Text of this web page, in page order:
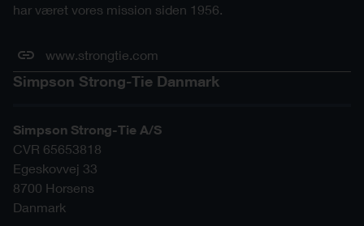
har været vores mission siden 1956.
www.strongtie.com
Simpson Strong-Tie Danmark
Simpson Strong-Tie A/S
CVR 65653818
Egeskovvej 33
8700 Horsens
Danmark